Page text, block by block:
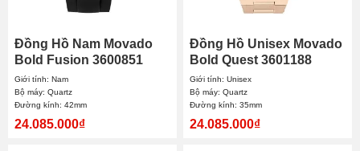
Đồng Hồ Nam Movado
Bold Fusion 3600851
42mm
Giới tính: Nam
Bộ máy: Quartz
Đường kính: 42mm
24.085.000₫
Đồng Hồ Unisex Movado
Bold Quest 3601188
35mm
Giới tính: Unisex
Bộ máy: Quartz
Đường kính: 35mm
24.085.000₫